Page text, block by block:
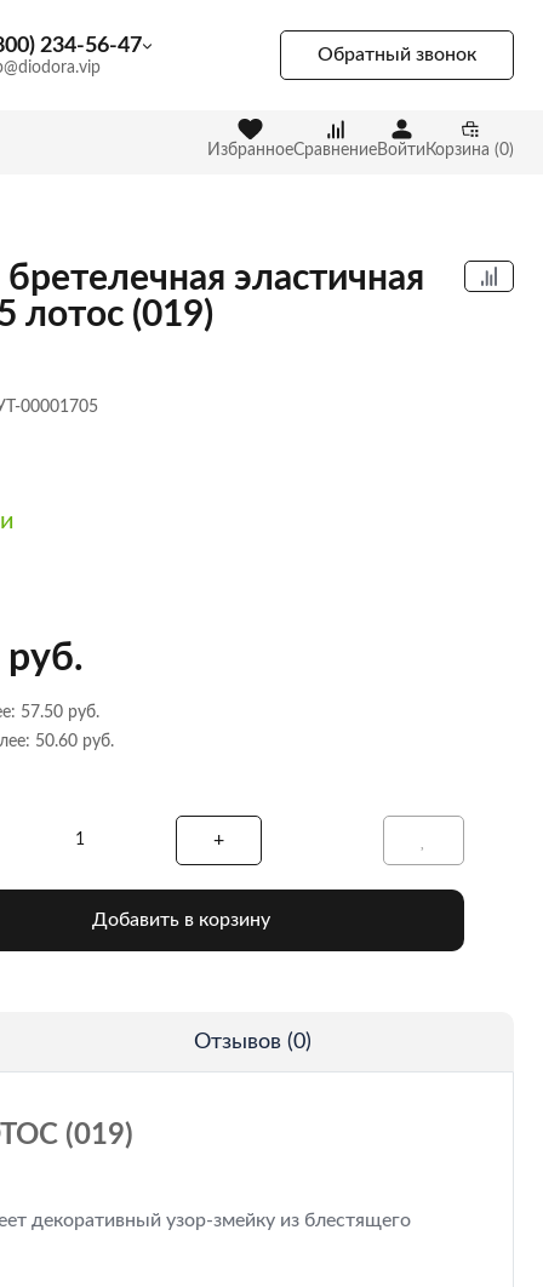
234-56-47 Обратный звонок
ИзбранноеСравнениеВойти Корзина (0)
эластичная
лотос (019)
00001705
57.50 руб.
50.60 руб.
Добавить в корзину
Отзывов (0)
(019)
декоративный узор-змейку из блестящего